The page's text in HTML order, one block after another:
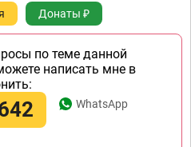
Донаты ₽
по теме данной
написать мне в
WhatsApp